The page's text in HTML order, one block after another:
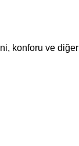
konforu ve diğer